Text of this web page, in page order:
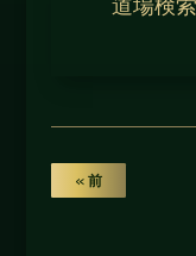
道場検索
« 前